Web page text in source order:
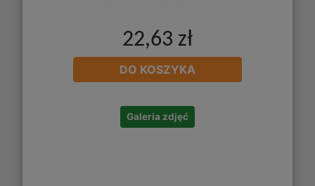
22,63 zł
DO KOSZYKA
Galeria zdjęć